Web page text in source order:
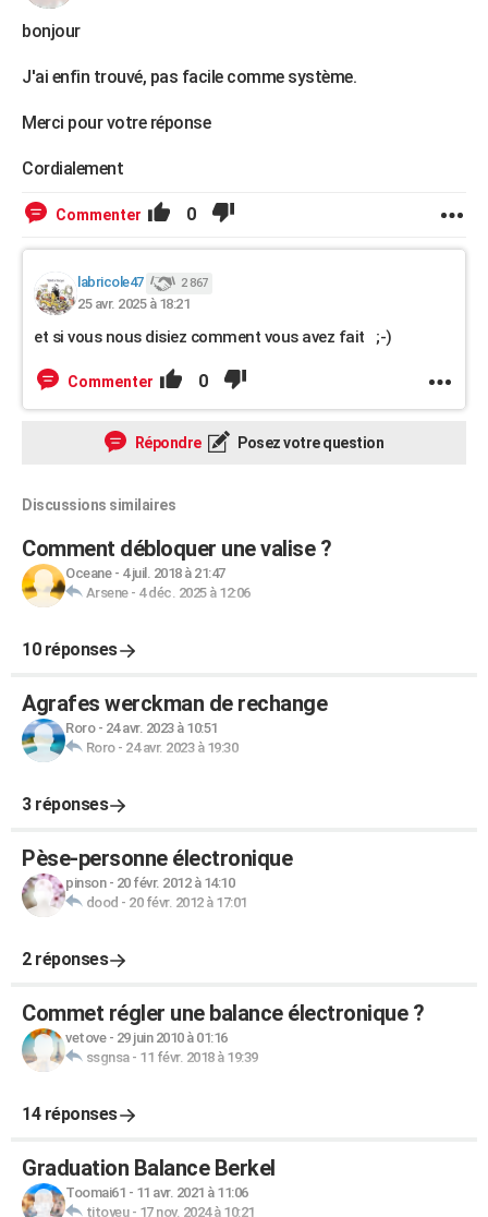
bonjour
J'ai enfin trouvé, pas facile comme système.
Merci pour votre réponse
Cordialement
Commenter 0
labricole47 2 867
25 avr. 2025 à 18:21
et si vous nous disiez comment vous avez fait ;-)
Commenter 0
Répondre Posez votre question
Discussions similaires
Comment débloquer une valise ?
Oceane- 4 juil. 2018 à 21:47
Arsene- 4 déc. 2025 à 12:06
10 réponses
Agrafes werckman de rechange
Roro- 24 avr. 2023 à 10:51
Roro- 24 avr. 2023 à 19:30
3 réponses
Pèse-personne électronique
pinson- 20 févr. 2012 à 14:10
dood - 20 févr. 2012 à 17:01
2 réponses
Commet régler une balance électronique ?
vetove- 29 juin 2010 à 01:16
ssgnsa- 11 févr. 2018 à 19:39
14 réponses
Graduation Balance Berkel
Toomai61 - 11 avr. 2021 à 11:06
titoyeu- 17 nov. 2024 à 10:21